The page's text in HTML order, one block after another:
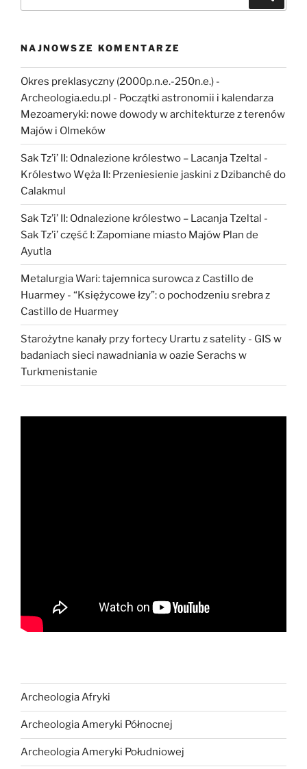
NAJNOWSZE KOMENTARZE
Okres preklasyczny (2000p.n.e.-250n.e.) -
Archeologia.edu.pl - Początki astronomii i kalendarza
Mezoameryki: nowe dowody w architekturze z terenów
Majów i Olmeków
Sak Tz’i’ II: Odnalezione królestwo – Lacanja Tzeltal -
Królestwo Węża II: Przeniesienie jaskini z Dzibanché do
Calakmul
Sak Tz’i’ II: Odnalezione królestwo – Lacanja Tzeltal -
Sak Tz’i’ część I: Zapomiane miasto Majów Plan de
Ayutla
Metalurgia Wari: tajemnica surowca z Castillo de
Huarmey - “Księżycowe łzy”: o pochodzeniu srebra z
Castillo de Huarmey
Starożytne kanały przy fortecy Urartu z satelity - GIS w
badaniach sieci nawadniania w oazie Serachs w
Turkmenistanie
Archeologia Afryki
Archeologia Ameryki Północnej
Archeologia Ameryki Południowej